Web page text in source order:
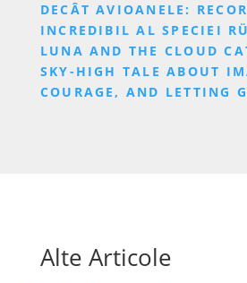
DECÂT AVIOANELE:
INCREDIBIL AL SPECIEI
LUNA AND THE CLOUD
SKY-HIGH TALE ABOUT
COURAGE, AND LETTING
Alte Articole